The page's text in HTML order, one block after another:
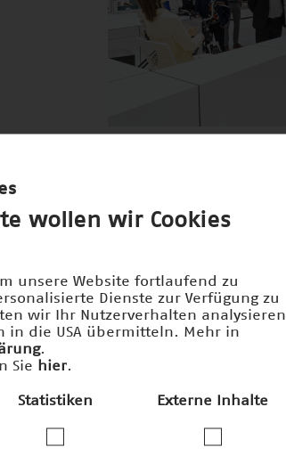
wollen wir Cookies
unsere Website fortlaufend zu
Dienste zur Verfügung zu
wir Ihr Nutzerverhalten analysieren
in die USA übermitteln. Mehr in
.
Sie
hier.
Statistiken Externe Inhalte